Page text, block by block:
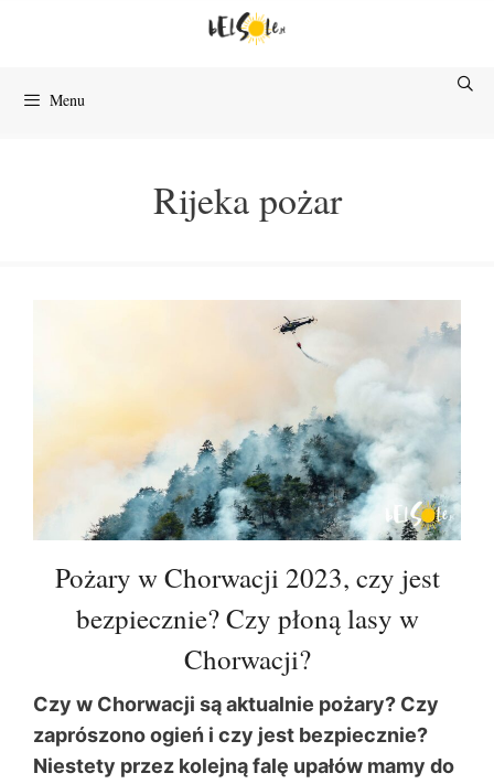
Menu
Rijeka pożar
Pożary w Chorwacji 2023, czy jest
bezpiecznie? Czy płoną lasy w
Chorwacji?
Czy w Chorwacji są aktualnie pożary? Czy
zaprószono ogień i czy jest bezpiecznie?
Niestety przez kolejną falę upałów mamy do